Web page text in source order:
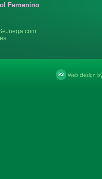
Femenino
Web design